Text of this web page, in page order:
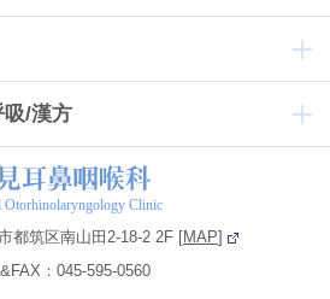
/漢方
Otorhinolaryngology Clinic
都筑区南山田2-18-2 2F [MAP]
：045-595-0560